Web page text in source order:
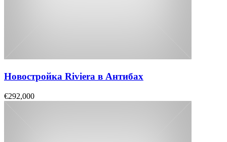
Новостройка Riviera в Антибах
€292,000